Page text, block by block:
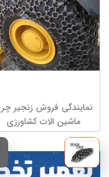
نمایندگی فروش زنجیر
ماشین الات کشاورزی